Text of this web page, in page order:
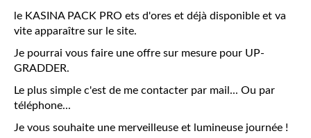
le KASINA PACK PRO ets d'ores et déjà disponible et va
vite apparaître sur le site.
Je pourrai vous faire une offre sur mesure pour UP-
GRADDER.
Le plus simple c'est de me contacter par mail... Ou par
téléphone...
Je vous souhaite une merveilleuse et lumineuse journée !